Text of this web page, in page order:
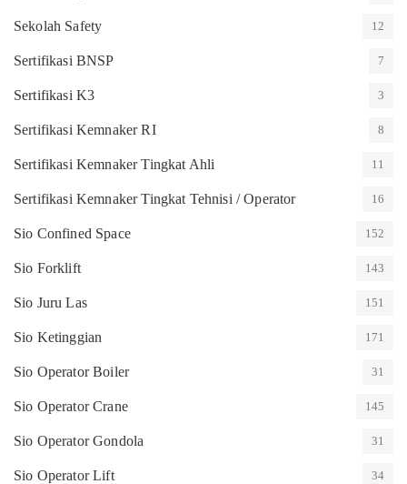
Sekolah Safety 12
Sertifikasi BNSP 7
Sertifikasi K3 3
Sertifikasi Kemnaker RI 8
Sertifikasi Kemnaker Tingkat Ahli 11
Sertifikasi Kemnaker Tingkat Tehnisi / Operator 16
Sio Confined Space 152
Sio Forklift 143
Sio Juru Las 151
Sio Ketinggian 171
Sio Operator Boiler 31
Sio Operator Crane 145
Sio Operator Gondola 31
Sio Operator Lift 34